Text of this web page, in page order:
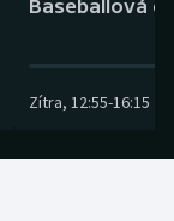
Baseballová
Zítra, 12:55-16:15